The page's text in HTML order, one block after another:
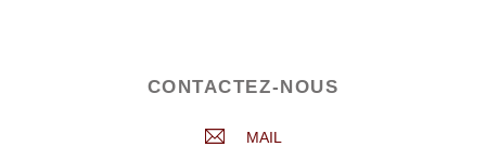
CONTACTEZ-NOUS
MAIL